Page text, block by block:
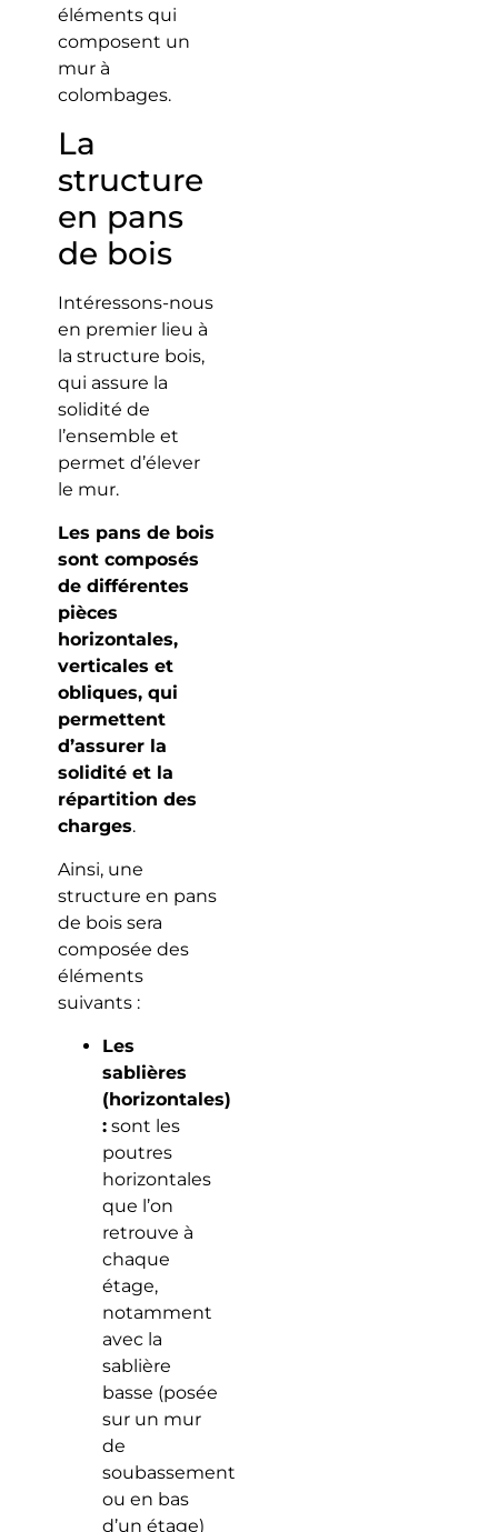
éléments qui
composent un
mur à
colombages.
La
structure
en pans
de bois
Intéressons-nous
en premier lieu à
la structure bois,
qui assure la
solidité de
l’ensemble et
permet d’élever
le mur.
Les pans de bois
sont composés
de différentes
pièces
horizontales,
verticales et
obliques, qui
permettent
d’assurer la
solidité et la
répartition des
charges.
Ainsi, une
structure en pans
de bois sera
composée des
éléments
suivants :
Les
sablières
(horizontales)
:sont les
poutres
horizontales
que l’on
retrouve à
chaque
étage,
notamment
avec la
sablière
basse (posée
sur un mur
de
soubassement
ou en bas
d’un étage)